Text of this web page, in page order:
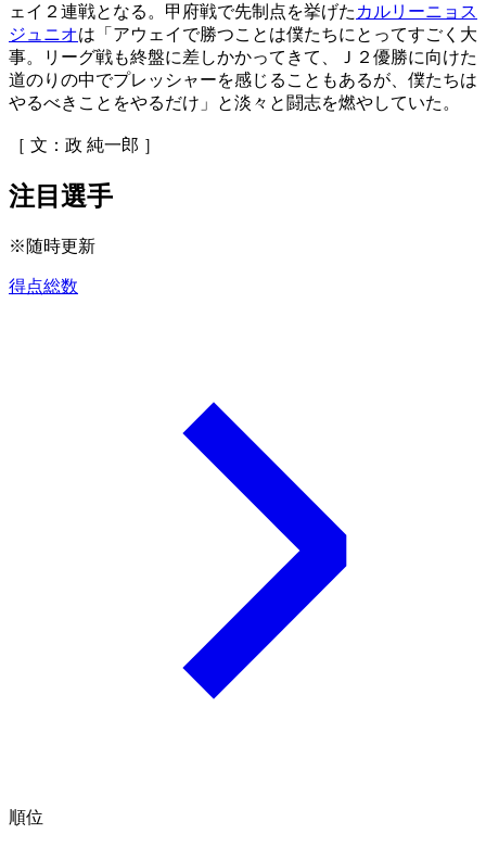
ェイ２連戦となる。甲府戦で先制点を挙げた カルリーニョス
ジュニオは「アウェイで勝つことは僕たちにとってすごく大
事。リーグ戦も終盤に差しかかってきて、Ｊ２優勝に向けた
道のりの中でプレッシャーを感じることもあるが、僕たちは
やるべきことをやるだけ」と淡々と闘志を燃やしていた。
［ 文：政 純一郎 ］
注目選手
※随時更新
得点総数
順位